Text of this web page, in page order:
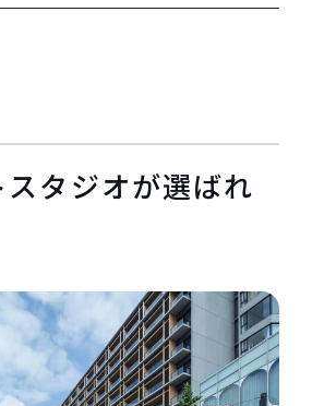
タジオが選ばれ